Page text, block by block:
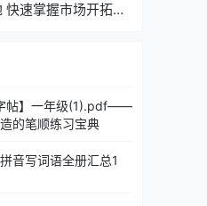
快速掌握市场开拓
帖】一年级(1).pdf——
的笔顺练习宝典
音写词语全册汇总1